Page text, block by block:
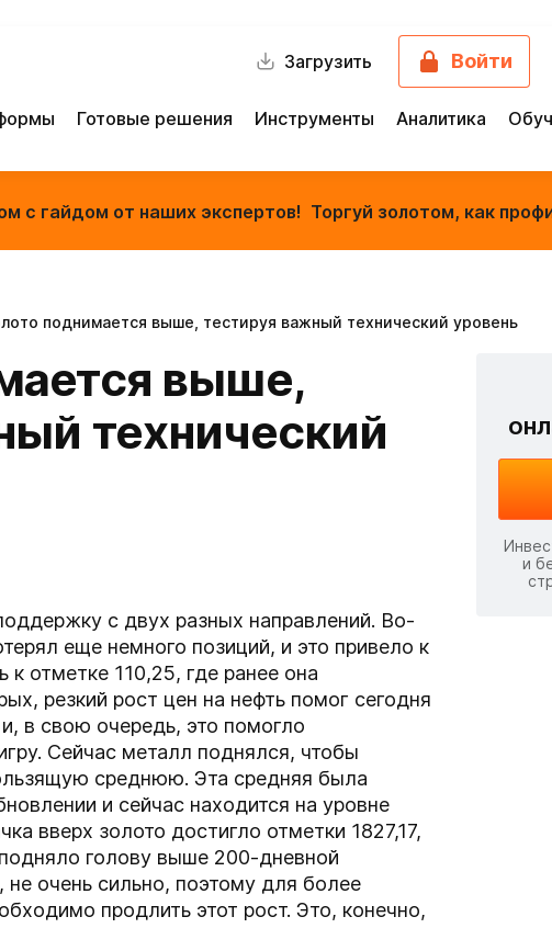
Загрузить Войти
Готовые решения Инструменты Аналитика
с гайдом от наших экспертов! Торгуй золотом, как
поднимается выше, тестируя важный технический уровень
выше,
технический
с двух разных направлений. Во-
еще немного позиций, и это привело к
к отметке 110,25, где ранее она
резкий рост цен на нефть помог сегодня
в свою очередь, это помогло
Сейчас металл поднялся, чтобы
среднюю. Эта средняя была
и сейчас находится на уровне
вверх золото достигло отметки 1827,17,
голову выше 200-дневной
очень сильно, поэтому для более
продлить этот рост. Это, конечно,
и